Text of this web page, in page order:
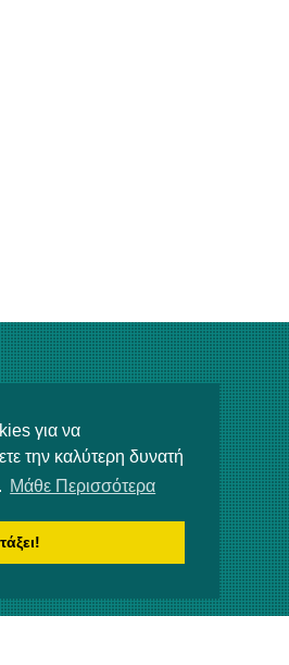
για να
την καλύτερη δυνατή
Μάθε Περισσότερα